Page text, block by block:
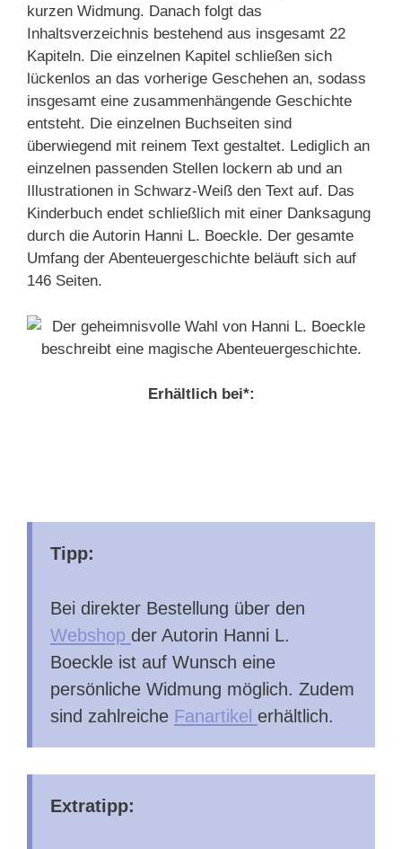
kurzen Widmung. Danach folgt das
Inhaltsverzeichnis bestehend aus insgesamt 22
Kapiteln. Die einzelnen Kapitel schließen sich
lückenlos an das vorherige Geschehen an, sodass
insgesamt eine zusammenhängende Geschichte
entsteht. Die einzelnen Buchseiten sind
überwiegend mit reinem Text gestaltet. Lediglich an
einzelnen passenden Stellen lockern ab und an
Illustrationen in Schwarz-Weiß den Text auf. Das
Kinderbuch endet schließlich mit einer Danksagung
durch die Autorin Hanni L. Boeckle. Der gesamte
Umfang der Abenteuergeschichte beläuft sich auf
146 Seiten.
Erhältlich bei*:
Tipp:
Bei direkter Bestellung über den
Webshop der Autorin Hanni L.
Boeckle ist auf Wunsch eine
persönliche Widmung möglich. Zudem
sind zahlreiche Fanartikel erhältlich.
Extratipp: